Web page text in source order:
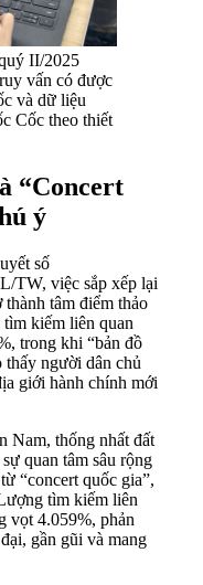
II/2025
vấn có được
và dữ liệu
Cốc theo thiết
“Concert
ý
số
TW, việc sắp xếp lại
tâm điểm thảo
kiếm liên quan
trong khi “bản đồ
thấy người dân chủ
giới hành chính mới
Nam, thống nhất đất
quan tâm sâu rộng
“concert quốc gia”,
tìm kiếm liên
vọt 4.059%, phản
gần gũi và mang